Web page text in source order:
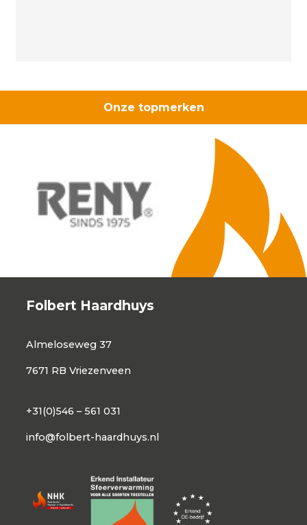
Onze topmerken
Folbert Haardhuys
Almeloseweg 37
7671 RB Vriezenveen
+31(0)546 – 561 031
info@folbert-haardhuys.nl